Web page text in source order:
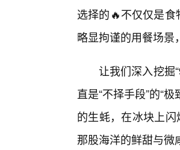
选择的🔥不仅仅是
略显拘谨的用餐场
让我们深入挖掘
直是“不择手段”的“
的生蚝，在冰块上
那股海洋的鲜甜与微